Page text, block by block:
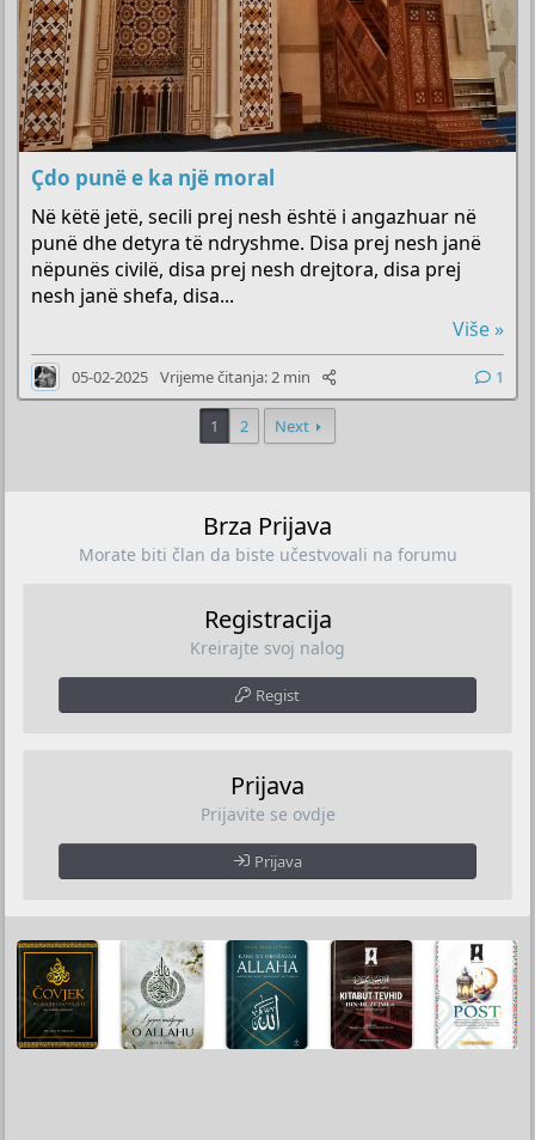
Çdo punë e ka një moral
Në këtë jetë, secili prej nesh është i angazhuar në
punë dhe detyra të ndryshme. Disa prej nesh janë
nëpunës civilë, disa prej nesh drejtora, disa prej
nesh janë shefa, disa...
Više »
05-02-2025 Vrijeme čitanja: 2 min 1
1 2 Next
Brza Prijava
Morate biti član da biste učestvovali na forumu
Registracija
Kreirajte svoj nalog
Regist
Prijava
Prijavite se ovdje
Prijava